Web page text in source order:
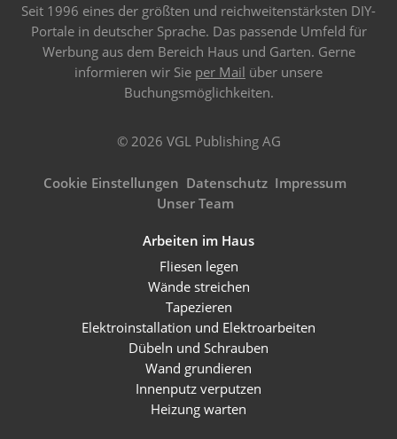
Seit 1996 eines der größten und reichweitenstärksten DIY-
Portale in deutscher Sprache. Das passende Umfeld für
Werbung aus dem Bereich Haus und Garten. Gerne
informieren wir Sie per Mail über unsere
Buchungsmöglichkeiten.
© 2026 VGL Publishing AG
Cookie Einstellungen Datenschutz Impressum
Unser Team
Arbeiten im Haus
Fliesen legen
Wände streichen
Tapezieren
Elektroinstallation und Elektroarbeiten
Dübeln und Schrauben
Wand grundieren
Innenputz verputzen
Heizung warten